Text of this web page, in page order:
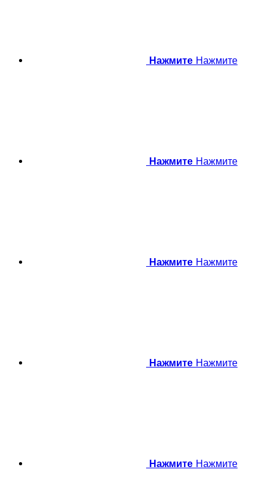
Нажмите Нажмите
Нажмите Нажмите
Нажмите Нажмите
Нажмите Нажмите
Нажмите Нажмите